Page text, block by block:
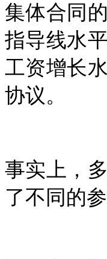
集体合同
指导线水
工资增长
协议。
事实上，
了不同的